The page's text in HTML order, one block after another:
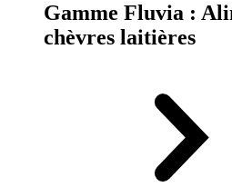
Gamme Fluvia :
chèvres laitières